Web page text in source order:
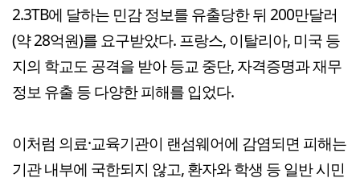
2.3TB에 달하는 민감 정보를 유출당한 뒤 200만달러
(약 28억원)를 요구받았다. 프랑스, 이탈리아, 미국 등
지의 학교도 공격을 받아 등교 중단, 자격증명과 재무
정보 유출 등 다양한 피해를 입었다.
이처럼 의료·교육기관이 랜섬웨어에 감염되면 피해는
기관 내부에 국한되지 않고, 환자와 학생 등 일반 시민